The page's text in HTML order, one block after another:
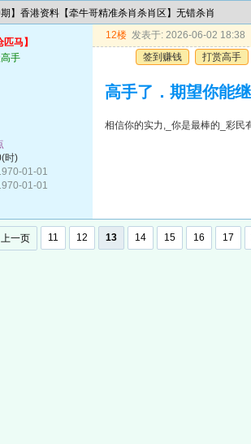
】香港资料【牵牛哥精准杀肖杀肖区】无错杀肖
匹马】
手
时)
01-01
01-01
12楼 发表于: 2026-06-02 18:38
签到赚钱
打赏高手
高手了．期望你能
相信你的实力,_你是最棒的_彩民
上一页 11 12 13 14 15 16 17